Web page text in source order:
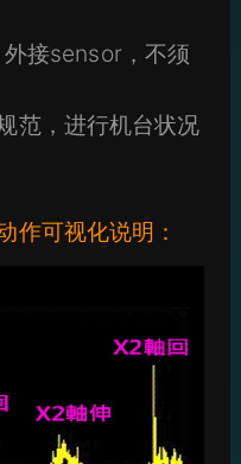
接sensor，不须
范，进行机台状况
作可视化说明：